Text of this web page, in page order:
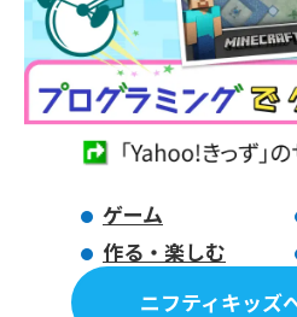
ゲーム
作る・楽しむ
ニフティキッズ